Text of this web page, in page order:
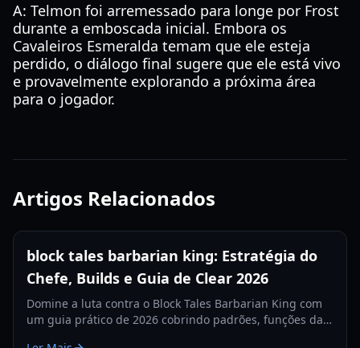
A: Telmon foi arremessado para longe por Frost
durante a emboscada inicial. Embora os
Cavaleiros Esmeralda temam que ele esteja
perdido, o diálogo final sugere que ele está vivo
e provavelmente explorando a próxima área
para o jogador.
Artigos Relacionados
block tales barbarian king: Estratégia do
Chefe, Builds e Guia de Clear 2026
Domine a luta contra o Block Tales Barbarian King com
um guia prático de 2026 cobrindo padrões, funções da